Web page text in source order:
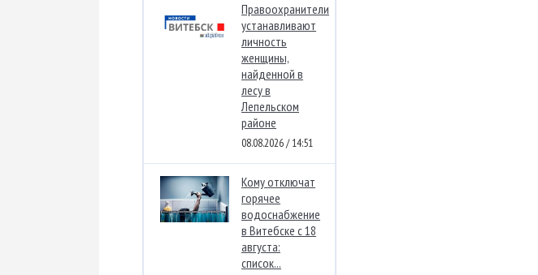
Правоохранители
устанавливают
личность
женщины,
найденной в
лесу в
Лепельском
районе
08.08.2026 / 14:51
Кому отключат
горячее
водоснабжение
в Витебске с 18
августа:
список...